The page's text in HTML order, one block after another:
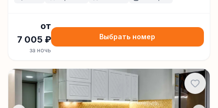
от
7 005 ₽
за ночь
Выбрать номер